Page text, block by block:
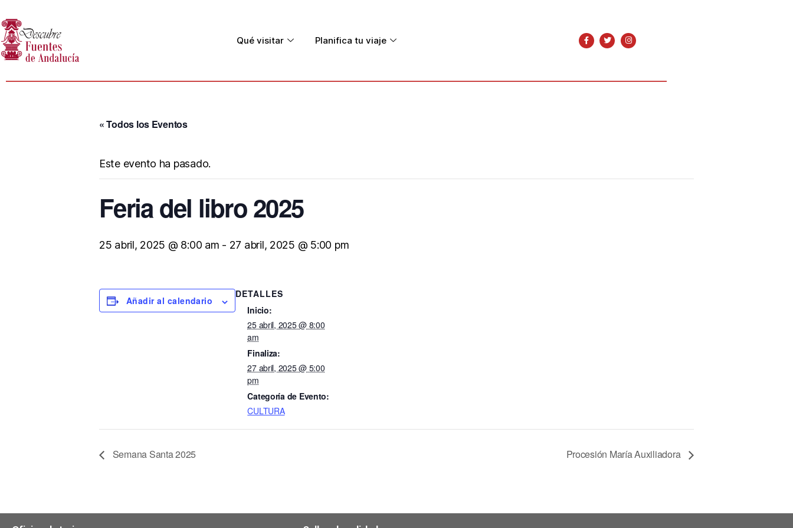
Qué visitar Planifica tu viaje
« Todos los Eventos
Este evento ha pasado.
Feria del libro 2025
25 abril, 2025 @ 8:00 am - 27 abril, 2025 @ 5:00 pm
Añadir al calendario
DETALLES
Inicio:
25 abril, 2025 @ 8:00
am
Finaliza:
27 abril, 2025 @ 5:00
pm
Categoría de Evento:
CULTURA
Semana Santa 2025 Procesión María Auxiliadora